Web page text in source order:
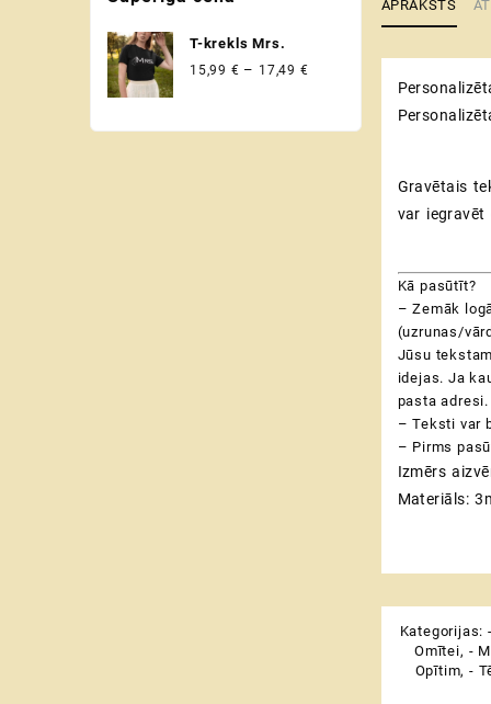
APRAKSTS
Gravētais
var iegravēt
Kā pasūtīt?
– Zemāk
(uzrunas/
Jūsu
idejas. Ja
pasta adresi.
– Teksti var
– Pirms
Izmērs
Materiāls:
Kategorijas:
Omītei, -
Opītim, -
T-krekls Mrs.
15,99 € – 17,49 €